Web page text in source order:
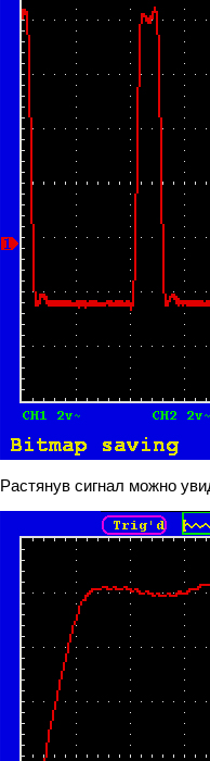
Растянув сигнал можно